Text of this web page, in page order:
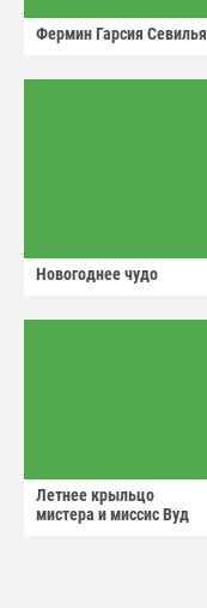
Фермин Гарсия Севилья
Новогоднее чудо
Летнее крыльцо
мистера и миссис Вуд